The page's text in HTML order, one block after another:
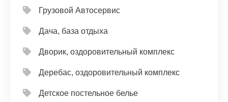
Грузовой Автосервис
Дача, база отдыха
Дворик, оздоровительный комплекс
Деребас, оздоровительный комплекс
Детское постельное белье